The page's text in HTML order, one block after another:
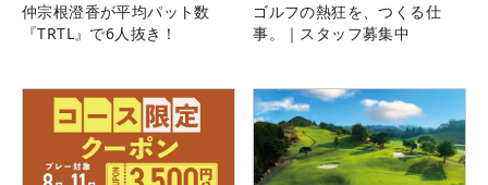
仲宗根澄香が平均パット数
『TRTL』で6人抜き！
ゴルフの熱狂を、つくる仕
事。｜スタッフ募集中